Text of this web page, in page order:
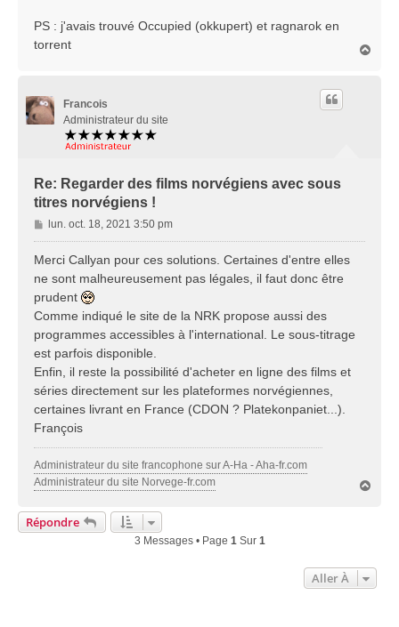
PS : j'avais trouvé Occupied (okkupert) et ragnarok en
torrent
Francois
Administrateur du site
Re: Regarder des films norvégiens avec sous
titres norvégiens !
M
e
a
g
e
lun. oct. 18, 2021 3:50 pm
Merci Callyan pour ces solutions. Certaines d'entre elles
ne sont malheureusement pas légales, il faut donc être
prudent
Comme indiqué le site de la NRK propose aussi des
programmes accessibles à l'international. Le sous-titrage
est parfois disponible.
Enfin, il reste la possibilité d'acheter en ligne des films et
séries directement sur les plateformes norvégiennes,
certaines livrant en France (CDON ? Platekonpaniet...).
François
Administrateur du site francophone sur A-Ha - Aha-fr.com
Administrateur du site Norvege-fr.com
Répondre
3 Messages • Page 1 Sur 1
Aller À